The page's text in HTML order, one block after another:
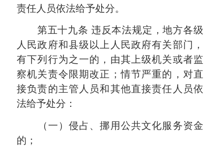
责任人员依法给予处分。
第五十九条 违反本法规定，地方各级
人民政府和县级以上人民政府有关部门，
有下列行为之一的，由其上级机关或者监
察机关责令限期改正；情节严重的，对直
接负责的主管人员和其他直接责任人员依
法给予处分：
（一）侵占、挪用公共文化服务资金
的；